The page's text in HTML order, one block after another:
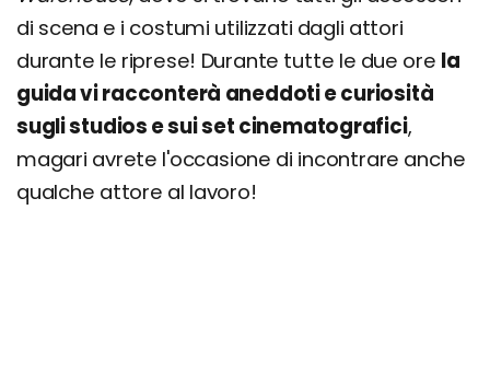
di scena e i costumi utilizzati dagli attori
durante le riprese! Durante tutte le due ore la
guida vi racconterà aneddoti e curiosità
sugli studios e sui set cinematografici,
magari avrete l'occasione di incontrare anche
qualche attore al lavoro!